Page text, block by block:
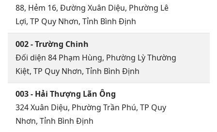
88, Hẻm 16, Đường Xuân Diệu, Phường Lê
Lợi, TP Quy Nhơn, Tỉnh Bình Định
002 - Trường Chinh
Đối diện 84 Phạm Hùng, Phường Lỳ Thường
Kiệt, TP Quy Nhơn, Tỉnh Bình Định
003 - Hải Thượng Lãn Ông
324 Xuân Diệu, Phường Trần Phú, TP Quy
Nhơn, Tỉnh Bình Định